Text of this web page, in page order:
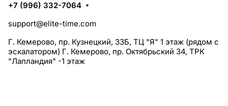
+7 (996) 332-7064
support@elite-time.com
Г. Кемерово, пр. Кузнецкий, 33Б, ТЦ "Я" 1 этаж (рядом с
эскалатором) Г. Кемерово, пр. Октябрьский 34, ТРК
"Лапландия" -1 этаж